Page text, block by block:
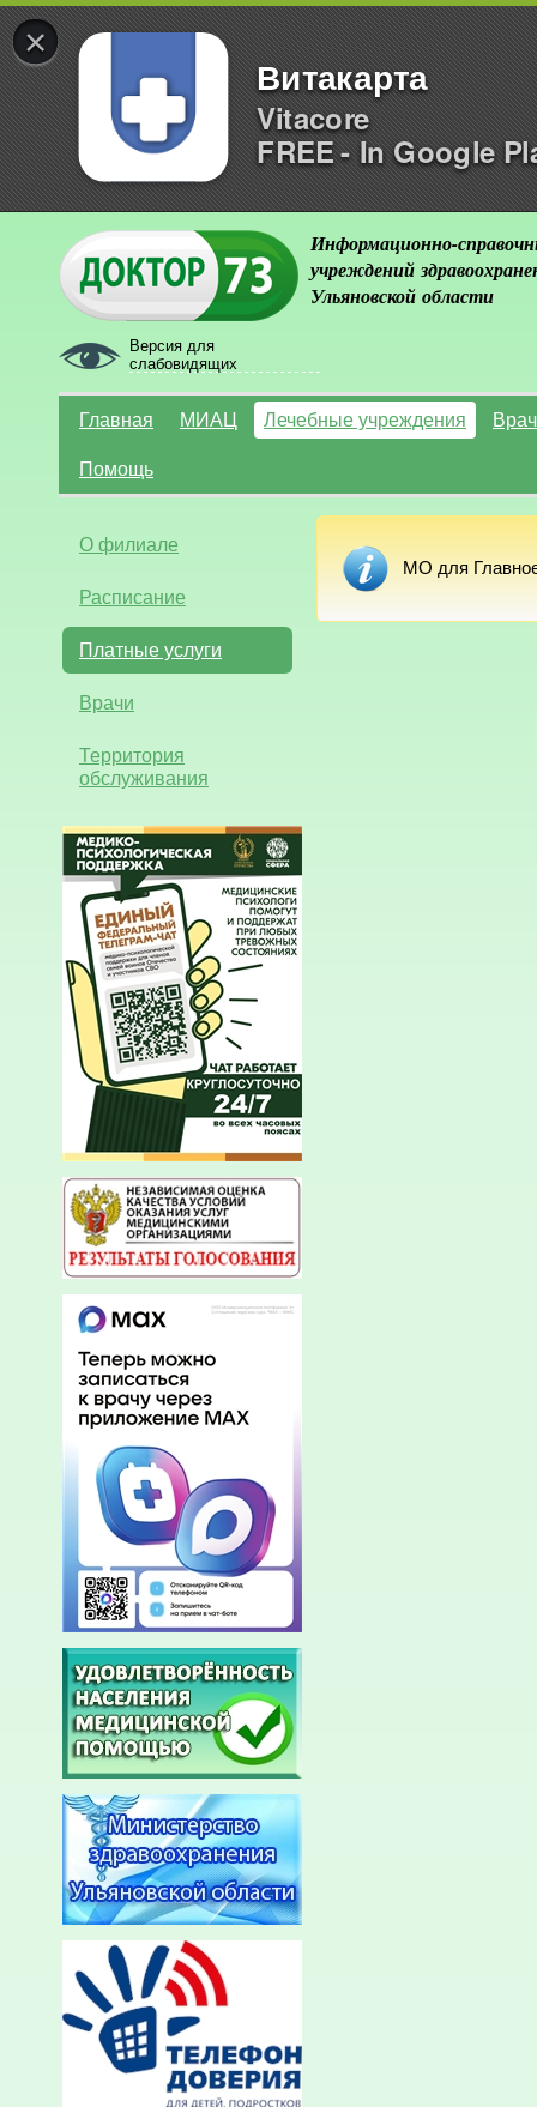
×
Витакарта
Vitacore
FREE - In Google
Версия для
слабовидящих
Информационно-
учреждений
Ульяновской области
Главная МИАЦ Лечебные учреждения
Помощь
О филиале
Расписание
Платные услуги
Врачи
Территория
обслуживания
МО для